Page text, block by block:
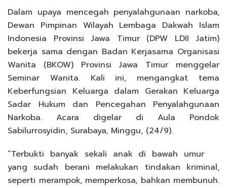
Dalam upaya mencegah penyalahgunaan narkoba,
Dewan Pimpinan Wilayah Lembaga Dakwah Islam
Indonesia Provinsi Jawa Timur (DPW LDII Jatim)
bekerja sama dengan Badan Kerjasama Organisasi
Wanita (BKOW) Provinsi Jawa Timur menggelar
Seminar Wanita. Kali ini, mengangkat tema
Keberfungsian Keluarga dalam Gerakan Keluarga
Sadar Hukum dan Pencegahan Penyalahgunaan
Narkoba. Acara digelar di Aula Pondok
Sabilurrosyidin, Surabaya, Minggu, (24/9).
“Terbukti banyak sekali anak di bawah umur
yang sudah berani melakukan tindakan kriminal,
seperti merampok, memperkosa, bahkan membunuh.